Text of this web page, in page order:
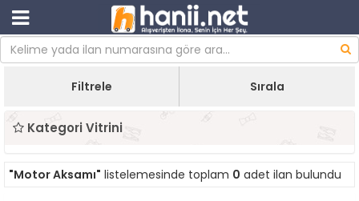
Filtrele Sırala
Kategori Vitrini
"Motor Aksamı" listelemesinde toplam 0 adet ilan bulundu